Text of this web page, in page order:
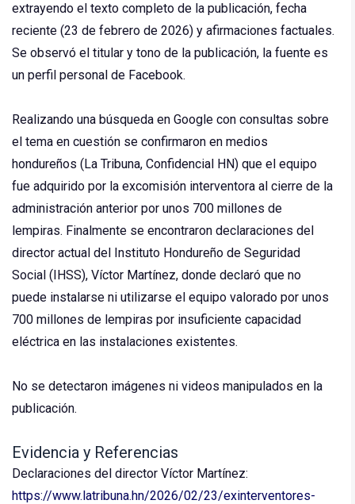
extrayendo el texto completo de la publicación, fecha
reciente (23 de febrero de 2026) y afirmaciones factuales.
Se observó el titular y tono de la publicación, la fuente es
un perfil personal de Facebook.
Realizando una búsqueda en Google con consultas sobre
el tema en cuestión se confirmaron en medios
hondureños (La Tribuna, Confidencial HN) que el equipo
fue adquirido por la excomisión interventora al cierre de la
administración anterior por unos 700 millones de
lempiras. Finalmente se encontraron declaraciones del
director actual del Instituto Hondureño de Seguridad
Social (IHSS), Víctor Martínez, donde declaró que no
puede instalarse ni utilizarse el equipo valorado por unos
700 millones de lempiras por insuficiente capacidad
eléctrica en las instalaciones existentes.
No se detectaron imágenes ni videos manipulados en la
publicación.
Evidencia y Referencias
Declaraciones del director Víctor Martínez:
https://www.latribuna.hn/2026/02/23/exinterventores-